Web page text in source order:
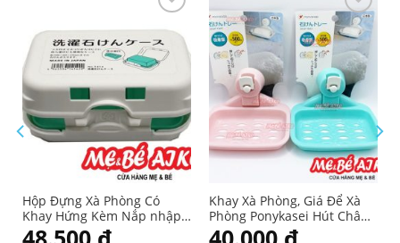
Yêu
thích
Hộp Đựng Xà Phòng Có
Khay Hứng Kèm Nắp nhập
từ Nhật
Yêu
thích
Khay Xà Phòng, Giá Để Xà
Phòng Ponykasei Hút Chân
Không Hàng Nhật